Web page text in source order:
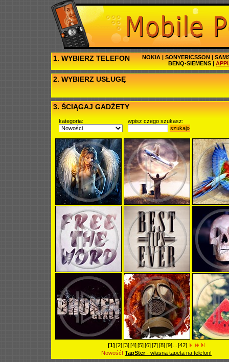
1. WYBIERZ TELEFON NOKIA | SONYERICSSON |
BENQ-SIEMENS |
2. WYBIERZ USŁUGĘ
3. ŚCIĄGAJ GADŻETY
kategoria:
wpisz czego szukasz:
szukaj»
[1] [2] [3] [4] [5] [6] [7] [8] [9]
[42]
Nowość! TapSter- własna tapeta na telefon!